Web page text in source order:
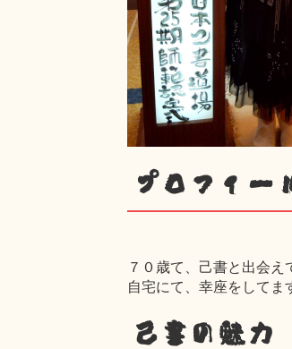
プロフィー
７０歳て、己書と出会え
自宅にて、幸座をしてま
己書の魅力